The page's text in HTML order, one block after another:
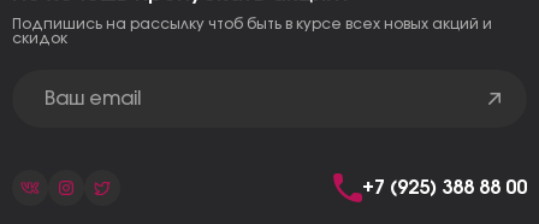
Подпишись на рассылку чтоб быть в курсе всех новых акций и
скидок
+7 (925) 388 88 00